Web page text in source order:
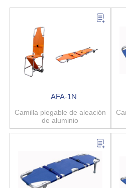
AFA-1N
Camilla plegable de aleación
de aluminio